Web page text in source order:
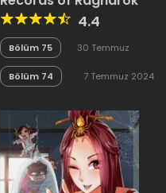
4.4
Bölüm 75
30 Temmuz
Bölüm 74 7 Temmuz 2024